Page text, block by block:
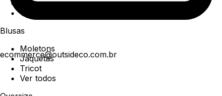
ecommerce@outsideco.com.br
Polo
Ver todos
Blusas
Moletons
Jaquetas
Tricot
Ver todos